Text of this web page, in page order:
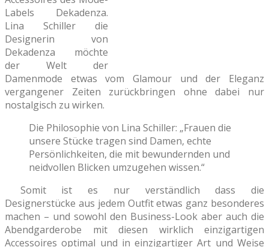
Labels Dekadenza.
Lina Schiller die
Designerin von
Dekadenza möchte
der Welt der
Damenmode etwas vom Glamour und der Eleganz
vergangener Zeiten zurückbringen ohne dabei nur
nostalgisch zu wirken.
Die Philosophie von Lina Schiller: „Frauen die
unsere Stücke tragen sind Damen, echte
Persönlichkeiten, die mit bewundernden und
neidvollen Blicken umzugehen wissen.“
Somit ist es nur verständlich dass die
Designerstücke aus jedem Outfit etwas ganz besonderes
machen – und sowohl den Business-Look aber auch die
Abendgarderobe mit diesen wirklich einzigartigen
Accessoires optimal und in einzigartiger Art und Weise